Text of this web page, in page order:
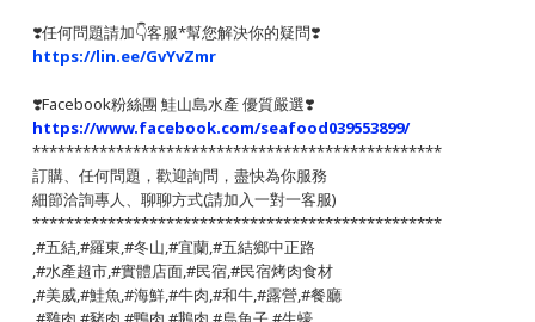
❣️任何問題請加👇客服*幫您解決你的疑問❣️
https://lin.ee/GvYvZmr
❣️Facebook粉絲團 鮭山島水產 優質嚴選❣️
https://www.facebook.com/seafood039553899/
*************************************************
訂購、任何問題，歡迎詢問，盡快為你服務
細節洽詢專人、聊聊方式(請加入一對一客服)
*************************************************
,#五結,#羅東,#冬山,#宜蘭,#五結鄉中正路
,#水產超市,#實體店面,#民宿,#民宿烤肉食材
,#美威,#鮭魚,#海鮮,#牛肉,#和牛,#露營,#餐廳